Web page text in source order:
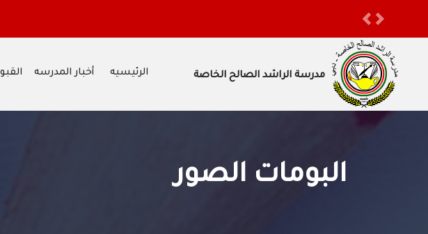
PreviousNext
مدرسة الراشد الصالح الخاصة الرئيسيه أخبار المدرسه
البومات الصور